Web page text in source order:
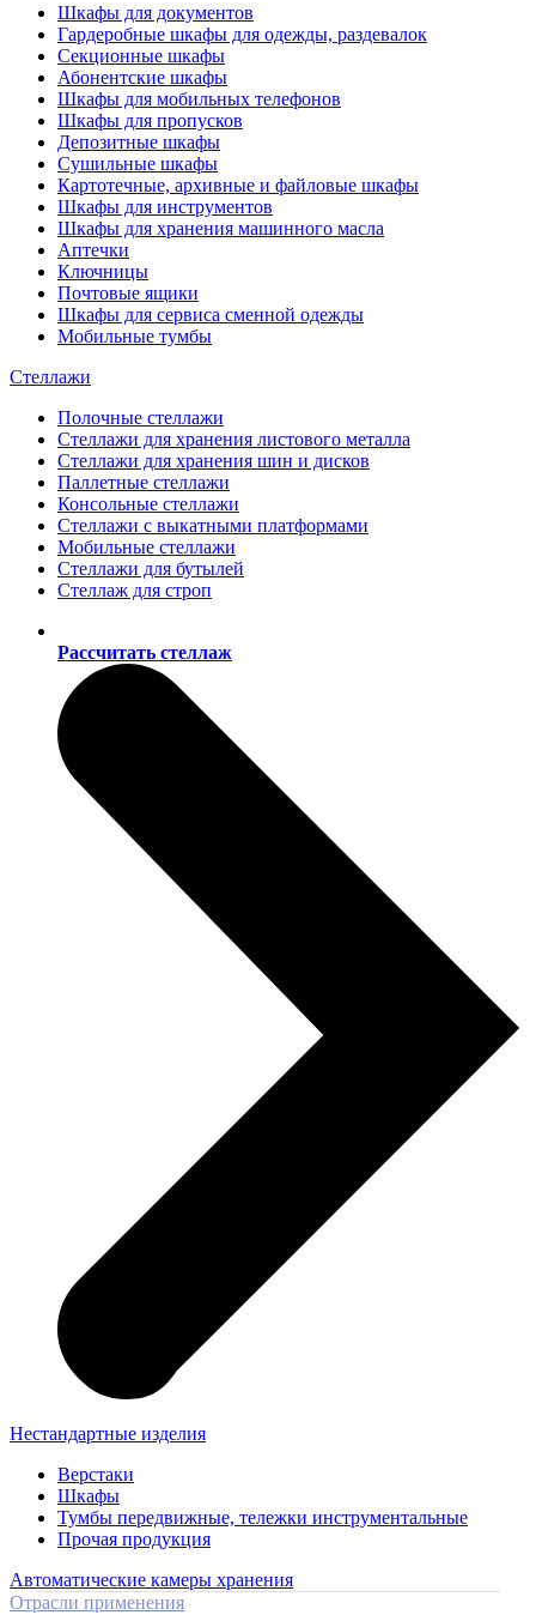
Шкафы для документов
Гардеробные шкафы для одежды, раздевалок
Секционные шкафы
Абонентские шкафы
Шкафы для мобильных телефонов
Шкафы для пропусков
Депозитные шкафы
Сушильные шкафы
Картотечные, архивные и файловые шкафы
Шкафы для инструментов
Шкафы для хранения машинного масла
Аптечки
Ключницы
Почтовые ящики
Шкафы для сервиса сменной одежды
Мобильные тумбы
Стеллажи
Полочные стеллажи
Стеллажи для хранения листового металла
Стеллажи для хранения шин и дисков
Паллетные стеллажи
Консольные стеллажи
Стеллажи с выкатными платформами
Мобильные стеллажи
Стеллажи для бутылей
Стеллаж для строп
Рассчитать стеллаж
Нестандартные изделия
Верстаки
Шкафы
Тумбы передвижные, тележки инструментальные
Прочая продукция
Автоматические камеры хранения
Отрасли применения